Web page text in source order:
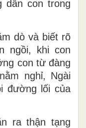
dẫn con trong
dò và biết rõ
ngồi, khi con
con từ đàng
nghỉ, Ngài
đường lối của
ra thận tạng